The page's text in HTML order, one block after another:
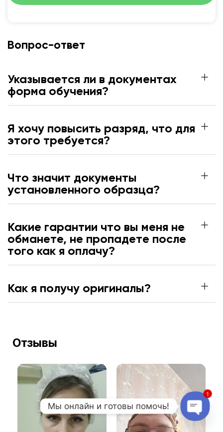
Вопрос-ответ
Указывается ли в документах
форма обучения?
Я хочу повысить разряд, что для
этого требуется?
Что значит документы
установленного образца?
Какие гарантии что вы меня не
обманете, не пропадете после
того как я оплачу?
Как я получу оригиналы?
Отзывы
Мы онлайн и готовы помочь!
Open
1